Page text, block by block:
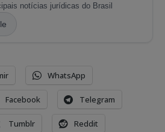
notícias jurídicas do Brasil
WhatsApp
Facebook Telegram
Tumblr Reddit